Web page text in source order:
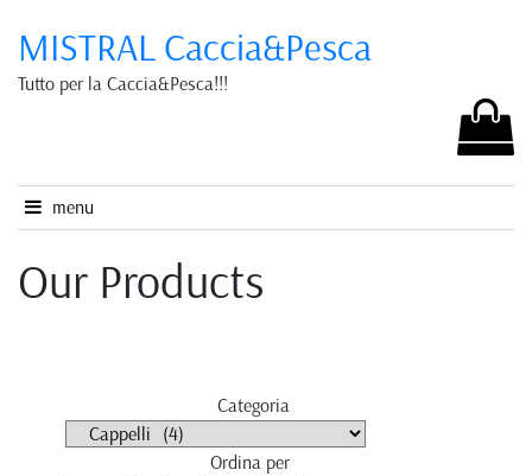
MISTRAL Caccia&Pesca
Tutto per la Caccia&Pesca!!!
menu
Our Products
Categoria
Ordina per